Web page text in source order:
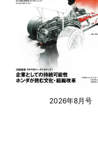
2026年8月号